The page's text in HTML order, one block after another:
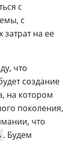
с
с
на ее
что
создание
на котором
поколения,
что
. Будем